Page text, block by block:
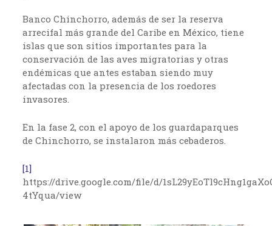
Banco Chinchorro, además de ser la reserva
arrecifal más grande del Caribe en México, tiene
islas que son sitios importantes para la
conservación de las aves migratorias y otras
endémicas que antes estaban siendo muy
afectadas con la presencia de los roedores
invasores.
En la fase 2, con el apoyo de los guardaparques
de Chinchorro, se instalaron más cebaderos.
[1]
https://drive.google.com/file/d/
4tYqua/view